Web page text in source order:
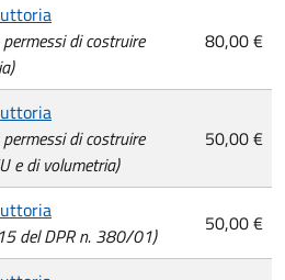
di costruire
80,00 €
di costruire
e di volumetria)
50,00 €
del DPR n. 380/01)
50,00 €